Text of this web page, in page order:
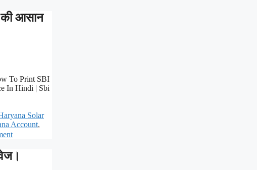
आसान
To Print SBI
In Hindi | Sbi
Solar
Account,